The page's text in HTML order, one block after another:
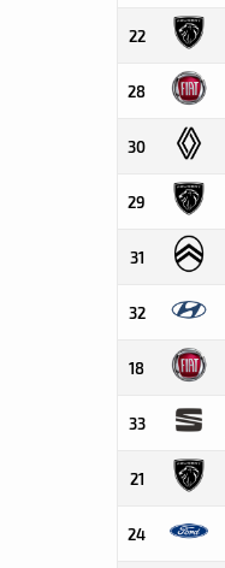
22
28
30
29
31
32
18
33
21
24